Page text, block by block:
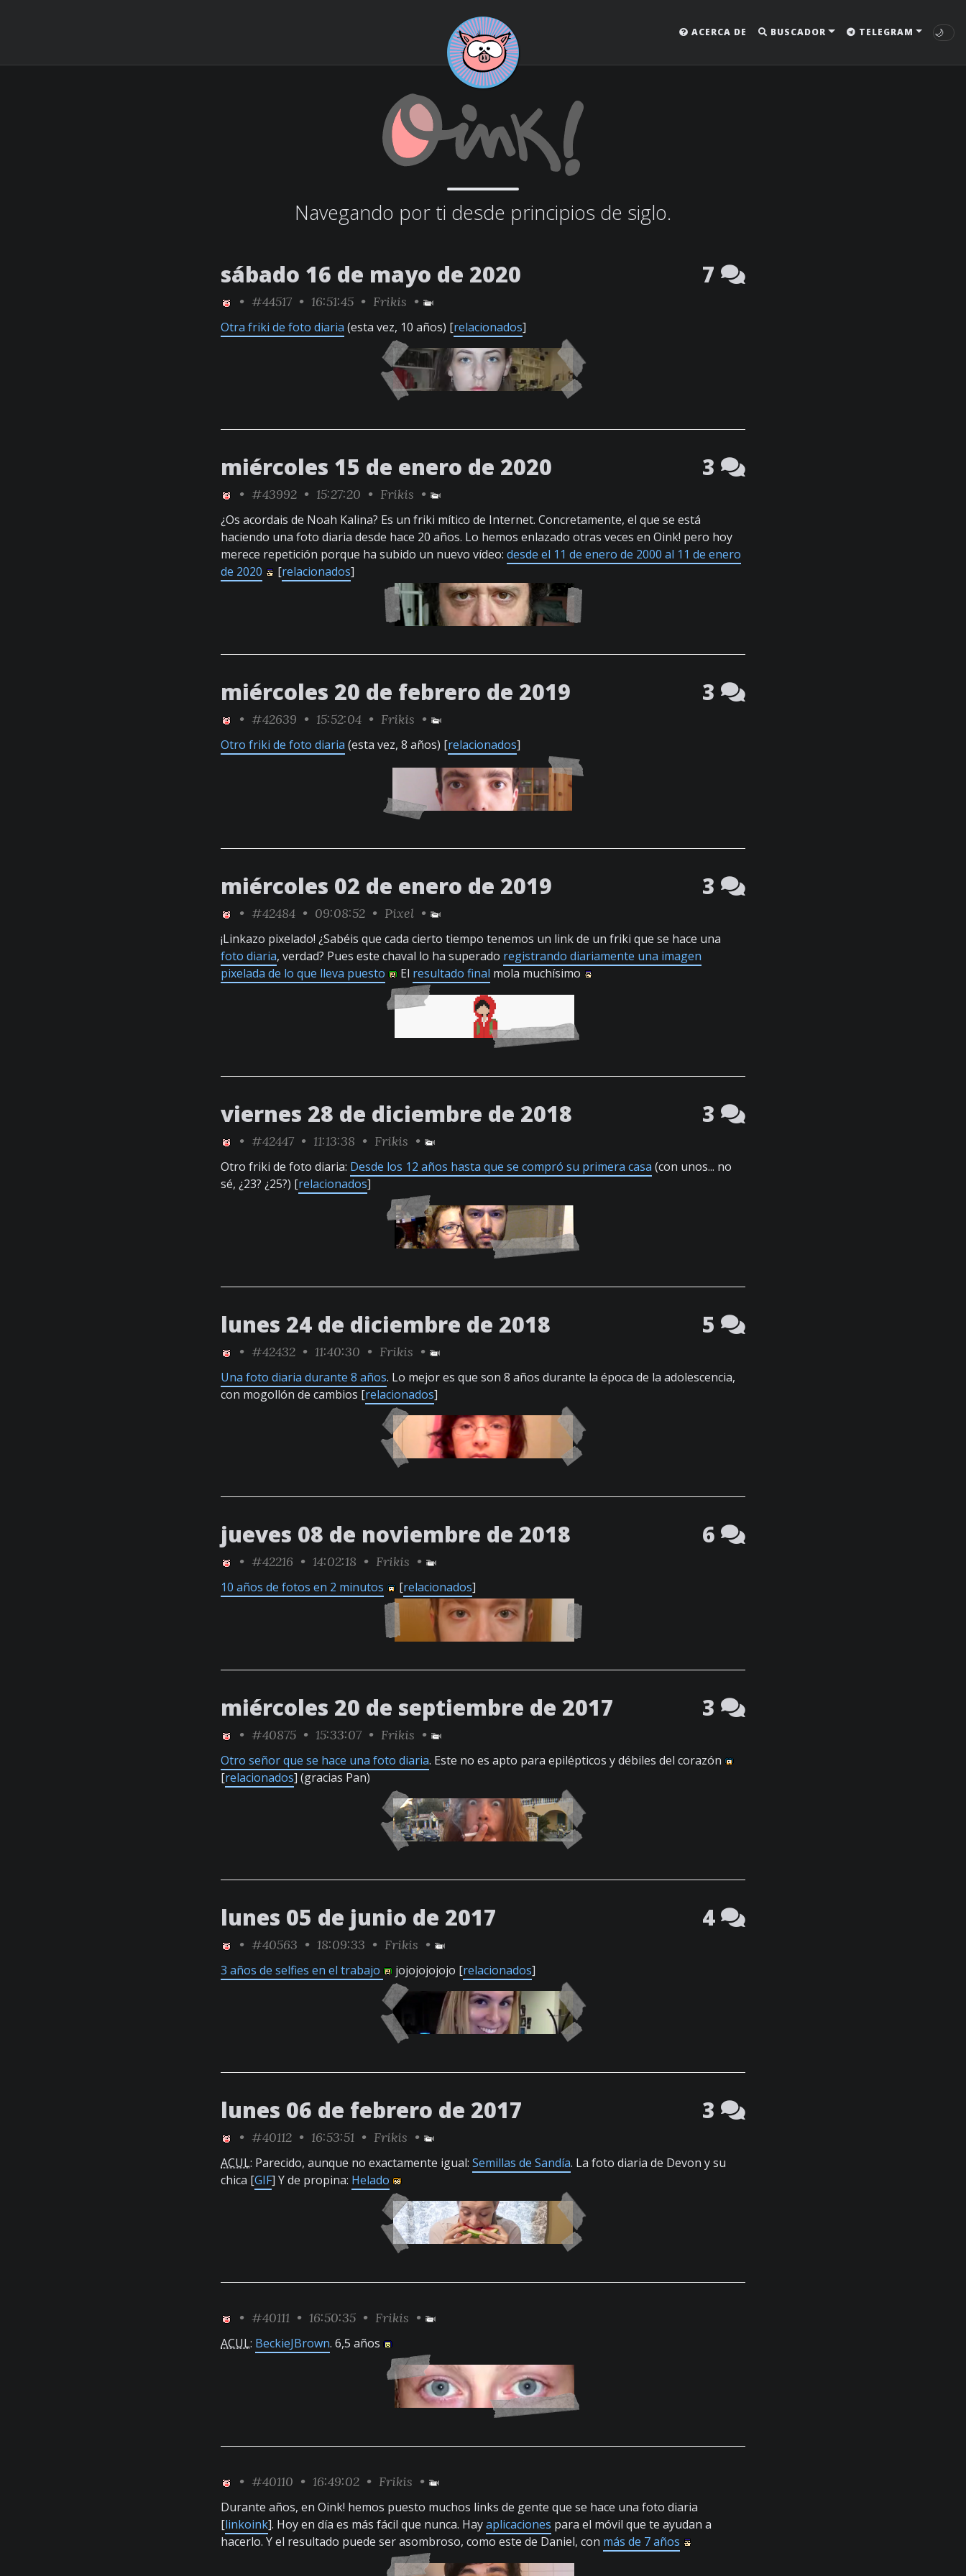
ACERCA DE BUSCADOR TELEGRAM 🌙
Navegando por ti desde principios de siglo.
sábado 16 de mayo de 2020 7
• #44517 • 16:51:45 • Frikis •
Otra friki de foto diaria (esta vez, 10 años) [relacionados]
miércoles 15 de enero de 2020 3
• #43992 • 15:27:20 • Frikis •
¿Os acordais de Noah Kalina? Es un friki mítico de Internet. Concretamente, el que se está
haciendo una foto diaria desde hace 20 años. Lo hemos enlazado otras veces en Oink! pero hoy
merece repetición porque ha subido un nuevo vídeo: desde el 11 de enero de 2000 al 11 de enero
de 2020
[relacionados]
miércoles 20 de febrero de 2019 3
• #42639 • 15:52:04 • Frikis •
Otro friki de foto diaria (esta vez, 8 años) [relacionados]
miércoles 02 de enero de 2019 3
• #42484 • 09:08:52 • Pixel •
¡Linkazo pixelado! ¿Sabéis que cada cierto tiempo tenemos un link de un friki que se hace una
foto diaria, verdad? Pues este chaval lo ha superado registrando diariamente una imagen
pixelada de lo que lleva puesto
El resultado final mola muchísimo
viernes 28 de diciembre de 2018 3
• #42447 • 11:13:38 • Frikis •
Otro friki de foto diaria: Desde los 12 años hasta que se compró su primera casa (con unos... no
sé, ¿23? ¿25?) [relacionados]
lunes 24 de diciembre de 2018 5
• #42432 • 11:40:30 • Frikis •
Una foto diaria durante 8 años. Lo mejor es que son 8 años durante la época de la adolescencia,
con mogollón de cambios [relacionados]
jueves 08 de noviembre de 2018 6
• #42216 • 14:02:18 • Frikis •
10 años de fotos en 2 minutos [relacionados]
miércoles 20 de septiembre de 2017 3
• #40875 • 15:33:07 • Frikis •
Otro señor que se hace una foto diaria. Este no es apto para epilépticos y débiles del corazón
[relacionados] (gracias Pan)
lunes 05 de junio de 2017 4
• #40563 • 18:09:33 • Frikis •
3 años de selfies en el trabajo jojojojojojo [relacionados]
lunes 06 de febrero de 2017 3
• #40112 • 16:53:51 • Frikis •
ACUL: Parecido, aunque no exactamente igual: Semillas de Sandía. La foto diaria de Devon y su
chica [GIF] Y de propina: Helado
• #40111 • 16:50:35 • Frikis •
ACUL: BeckieJBrown. 6,5 años
• #40110 • 16:49:02 • Frikis •
Durante años, en Oink! hemos puesto muchos links de gente que se hace una foto diaria
[linkoink]. Hoy en día es más fácil que nunca. Hayaplicaciones para el móvil que te ayudan a
hacerlo. Y el resultado puede ser asombroso, como este de Daniel, con más de 7 años